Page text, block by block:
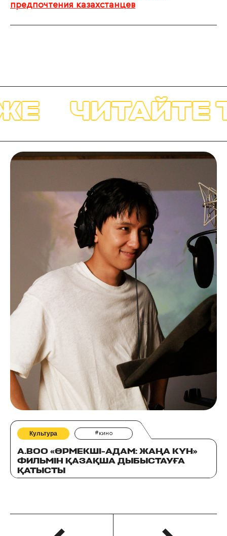
предпочтения казахстанцев
ЧИТАЙТЕ
Культура #кино
A.BOO «ӨРМЕКШІ-АДАМ: ЖАҢА КҮН»
ФИЛЬМІН ҚАЗАҚША ДЫБЫСТАУҒА
ҚАТЫСТЫ